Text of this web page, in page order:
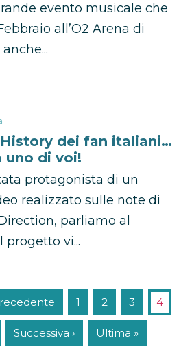
evento musicale che
all’O2 Arena di
dei fan italiani…
uno di voi!
protagonista di un
realizzato sulle note di
parliamo al
progetto vi...
1 2 3 4
Successiva › Ultima »